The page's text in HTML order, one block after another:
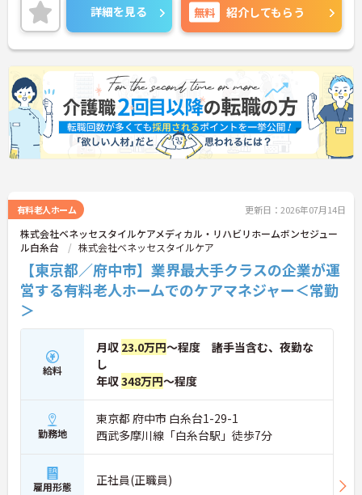
軽にご連絡ください！
詳細を見る 無料 紹介してもらう
有料老人ホーム 更新日：2026年07月14日
株式会社ベネッセスタイルケアメディカル・リハビリホームボンセジュー
ル白糸台
株式会社ベネッセスタイルケア
【東京都／府中市】業界最大手クラスの企業が運
営する有料老人ホームでのケアマネジャー＜常勤
＞
給料
月収 23.0万円～程度 諸手当含む、夜勤な
し
年収348万円～程度
勤務地
東京都 府中市 白糸台1-29-1
西武多摩川線「白糸台駅」徒歩7分
雇用形態 正社員(正職員)